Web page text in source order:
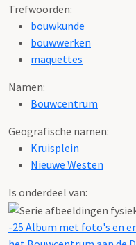
Trefwoorden:
bouwkunde
bouwwerken
maquettes
Namen:
Bouwcentrum
Geografische namen:
Kruisplein
Nieuwe Westen
Is onderdeel van:
-25 Album met foto's en